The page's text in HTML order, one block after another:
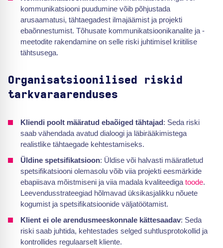
kommunikatsiooni puudumine võib põhjustada
arusaamatusi, tähtaegadest ilmajäämist ja projekti
ebaõnnestumist. Tõhusate kommunikatsioonikanalite ja -
meetodite rakendamine on selle riski juhtimisel kriitilise
tähtsusega.
Organisatsioonilised riskid
tarkvaraarenduses
Kliendi poolt määratud ebaõiged tähtajad: Seda riski
saab vähendada avatud dialoogi ja läbirääkimistega
realistlike tähtaegade kehtestamiseks.
Üldine spetsifikatsioon: Üldise või halvasti määratletud
spetsifikatsiooni olemasolu võib viia projekti eesmärkide
ebapiisava mõistmiseni ja viia madala kvaliteediga toode.
Leevendusstrateegiad hõlmavad üksikasjalikku nõuete
kogumist ja spetsifikatsioonide väljatöötamist.
Klient ei ole arendusmeeskonnale kättesaadav: Seda
riski saab juhtida, kehtestades selged suhtlusprotokollid ja
kontrollides regulaarselt kliente.